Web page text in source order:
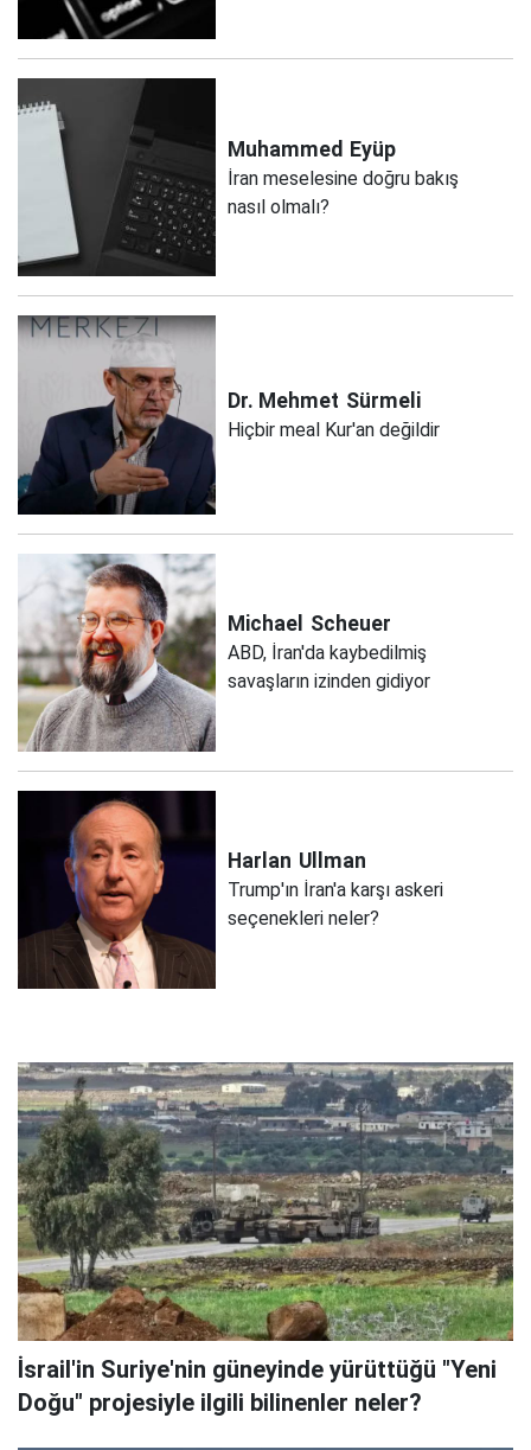
Muhammed Eyüp
İran meselesine doğru bakış
nasıl olmalı?
Dr. Mehmet Sürmeli
Hiçbir meal Kur'an değildir
Michael Scheuer
ABD, İran'da kaybedilmiş
savaşların izinden gidiyor
Harlan Ullman
Trump'ın İran'a karşı askeri
seçenekleri neler?
İsrail'in Suriye'nin güneyinde yürüttüğü "Yeni
Doğu" projesiyle ilgili bilinenler neler?